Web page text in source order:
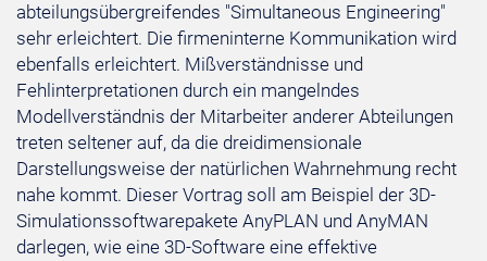
abteilungsübergreifendes "Simultaneous Engineering"
sehr erleichtert. Die firmeninterne Kommunikation wird
ebenfalls erleichtert. Mißverständnisse und
Fehlinterpretationen durch ein mangelndes
Modellverständnis der Mitarbeiter anderer Abteilungen
treten seltener auf, da die dreidimensionale
Darstellungsweise der natürlichen Wahrnehmung recht
nahe kommt. Dieser Vortrag soll am Beispiel der 3D-
Simulationssoftwarepakete AnyPLAN und AnyMAN
darlegen, wie eine 3D-Software eine effektive